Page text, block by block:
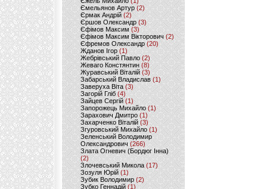
Ємельянов Артур (2)
Єрмак Андрій (2)
Єршов Олександр (3)
Єфімов Максим (3)
Єфімов Максим Вікторович (2)
Єфремов Олександр (20)
Жданов Ігор (1)
Жебрівський Павло (2)
Жеваго Констянтин (8)
Журавський Віталій (3)
Забарський Владислав (1)
Заверуха Віта (3)
Загорій Гліб (4)
Зайцев Сергій(1)
Запорожець Михайло (1)
Зарахович Дмитро (1)
Захарченко Віталій (3)
Згуровський Михайло (1)
Зеленський Володимир
Олександрович (266)
Злата Огневич (Бордюг Інна)
(2)
Злочевський Микола(17)
Зозуля Юрій (1)
Зубик Володимир (2)
Зубко Геннадій (1)